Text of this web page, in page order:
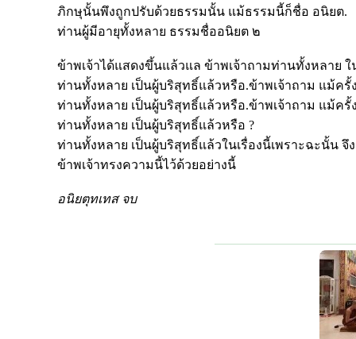
ภิกษุนั้นพึงถูกปรับด้วยธรรมนั้น แม้ธรรมนี้ก็ชื่อ อนิยต.
ท่านผู้มีอายุทั้งหลาย ธรรมชื่ออนิยต ๒
ข้าพเจ้าได้แสดงขึ้นแล้วแล ข้าพเจ้าถามท่านทั้งหลาย ใ
ท่านทั้งหลาย เป็นผู้บริสุทธิ์แล้วหรือ.ข้าพเจ้าถาม แม้ครั้
ท่านทั้งหลาย เป็นผู้บริสุทธิ์แล้วหรือ.ข้าพเจ้าถาม แม้ครั้
ท่านทั้งหลาย เป็นผู้บริสุทธิ์แล้วหรือ ?
ท่านทั้งหลาย เป็นผู้บริสุทธิ์แล้วในเรื่องนี้เพราะฉะนั้น จึ
ข้าพเจ้าทรงความนี้ไว้ด้วยอย่างนี้
อนิยตุทเทส จบ